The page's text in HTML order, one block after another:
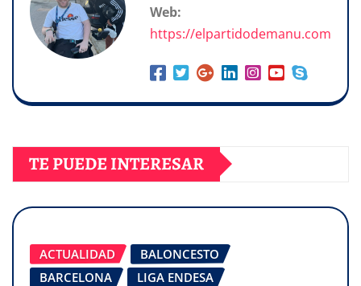
Web:
https://elpartidodemanu.com
TE PUEDE INTERESAR
ACTUALIDAD
BALONCESTO
BARCELONA
LIGA ENDESA